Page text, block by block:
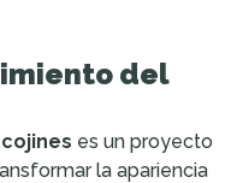
del
es un proyecto
la apariencia